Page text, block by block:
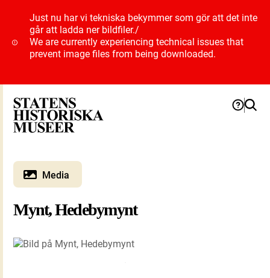
Just nu har vi tekniska bekymmer som gör att det inte
går att ladda ner bildfiler./
We are currently experiencing technical issues that
prevent image files from being downloaded.
Media
Mynt, Hedebymynt